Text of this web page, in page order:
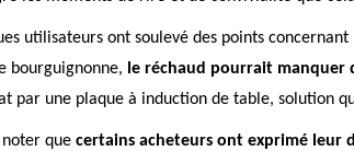
utilisateurs ont soulevé des points
bourguignonne, le réchaud pourrait manquer
par une plaque à induction de table, solution
noter que certains acheteurs ont exprimé leur